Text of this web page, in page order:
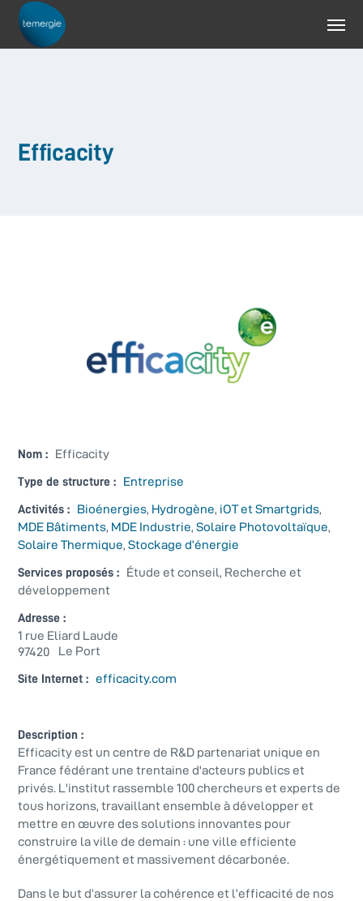
Efficacity
Nom : Efficacity
Type de structure : Entreprise
Activités : Bioénergies, Hydrogène, iOT et Smartgrids,
MDE Bâtiments, MDE Industrie,Solaire Photovoltaïque,
Solaire Thermique,Stockage d’énergie
Services proposés :
Étude et conseil, Recherche et
développement
Adresse :
1 rue Eliard Laude
97420
Le Port
Site Internet : efficacity.com
Description :
Efficacity est un centre de R&D partenariat unique en
France fédérant une trentaine d'acteurs publics et
privés. L'institut rassemble 100 chercheurs et experts de
tous horizons, travaillant ensemble à développer et
mettre en œuvre des solutions innovantes pour
construire la ville de demain : une ville efficiente
énergétiquement et massivement décarbonée.
Dans le but d’assurer la cohérence et l’efficacité de nos